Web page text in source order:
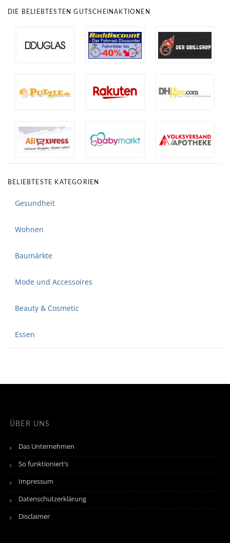
DIE BELIEBTESTEN GUTSCHEINAKTIONEN
BELIEBTESTE KATEGORIEN
Gesundheit
Wohnen
Baumärkte
Mode und Accessoires
Beauty & Cosmetic
Essen
ÜBER UNS
Das Unternehmen
So funktioniert’s
Impressum
Datenschutzerklärung
Disclaimer